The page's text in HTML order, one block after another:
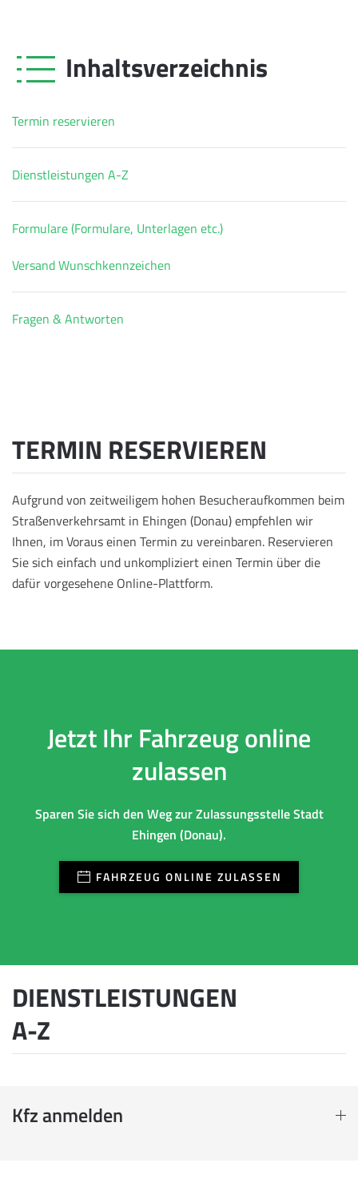
Inhaltsverzeichnis
Termin reservieren
Dienstleistungen A-Z
Formulare (Formulare, Unterlagen etc.)
Versand Wunschkennzeichen
Fragen & Antworten
TERMIN RESERVIEREN
Aufgrund von zeitweiligem hohen Besucheraufkommen beim
Straßenverkehrsamt in Ehingen (Donau) empfehlen wir
Ihnen, im Voraus einen Termin zu vereinbaren. Reservieren
Sie sich einfach und unkompliziert einen Termin über die
dafür vorgesehene Online-Plattform.
Jetzt Ihr Fahrzeug online
zulassen
Sparen Sie sich den Weg zur Zulassungsstelle Stadt
Ehingen (Donau).
FAHRZEUG ONLINE ZULASSEN
DIENSTLEISTUNGEN
A-Z
Kfz anmelden